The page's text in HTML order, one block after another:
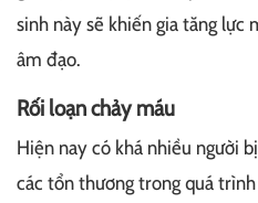
sinh này sẽ khiến gia tăng lực
âm đạo.
Rối loạn chảy máu
Hiện nay có khá nhiều người
các tổn thương trong quá